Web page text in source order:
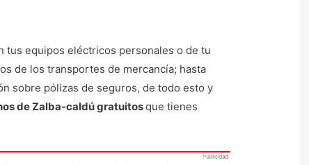
tus equipos eléctricos personales o de tu
de los transportes de mercancía; hasta
sobre pólizas de seguros, de todo esto y
de Zalba-caldú gratuitosque tienes